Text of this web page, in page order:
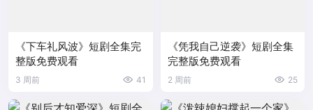
《下车礼风波》短剧全集完
整版免费观看
3 周前 41
《凭我自己逆袭》短剧全集
完整版免费观看
2 周前 25